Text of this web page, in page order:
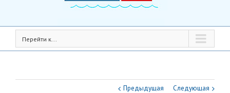
Перейти к...
Предыдущая Следующая